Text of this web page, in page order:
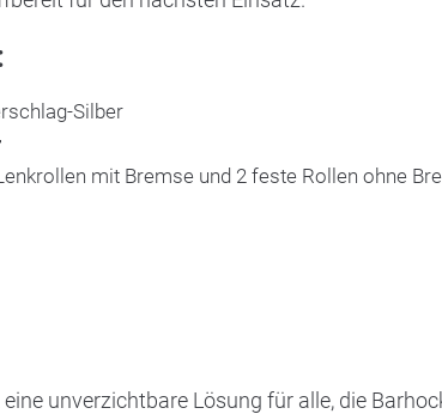
Silber
mit Bremse und 2 feste Rollen ohne
eine unverzichtbare Lösung für alle, die